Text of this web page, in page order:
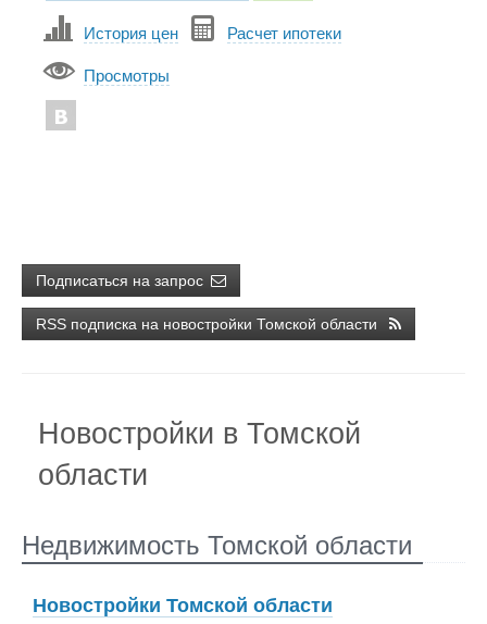
История цен Расчет ипотеки
Просмотры
Подписаться на запрос
RSS подписка на новостройки Томской области
Новостройки в Томской
области
Недвижимость Томской области
Новостройки Томской области